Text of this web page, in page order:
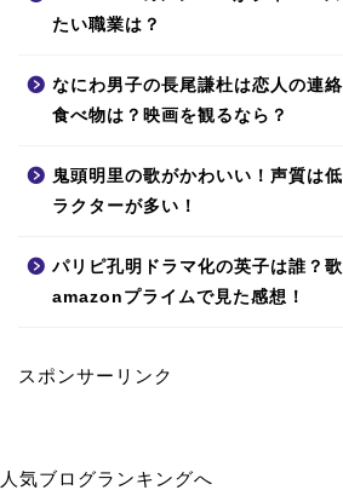
たい職業は？
なにわ男子の長尾謙杜は恋人の連
食べ物は？映画を観るなら？
鬼頭明里の歌がかわいい！声質は
ラクターが多い！
パリピ孔明ドラマ化の英子は誰？
amazonプライムで見た感想！
スポンサーリンク
人気ブログランキングへ